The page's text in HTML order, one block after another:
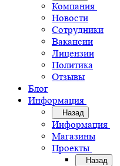
Компания
Новости
Сотрудники
Вакансии
Лицензии
Политика
Отзывы
Блог
Информация
Назад
Информация
Магазины
Проекты
Назад